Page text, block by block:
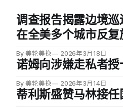
调查报告揭露边境
在全美多个城市反复
By 美轮美换 2026年3月18日
诺姆向涉嫌走私者
By 美轮美换 2026年3月14日
蒂利斯盛赞马林接